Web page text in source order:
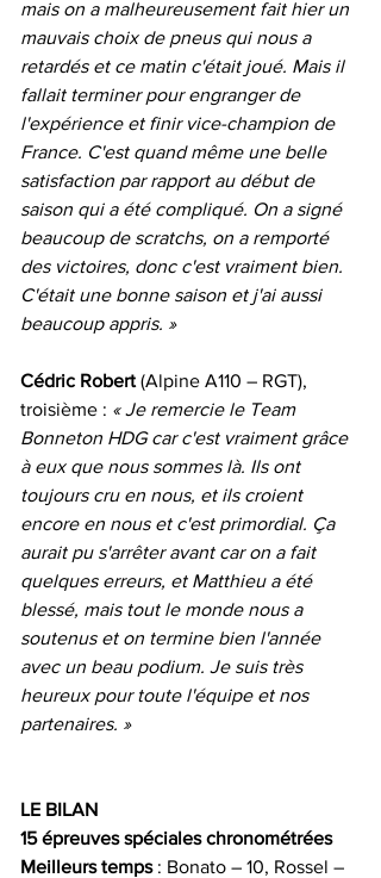
mais on a malheureusement fait hier un
mauvais choix de pneus qui nous a
retardés et ce matin c'était joué. Mais il
fallait terminer pour engranger de
l'expérience et finir vice-champion de
France. C'est quand même une belle
satisfaction par rapport au début de
saison qui a été compliqué. On a signé
beaucoup de scratchs, on a remporté
des victoires, donc c'est vraiment bien.
C'était une bonne saison et j'ai aussi
beaucoup appris. »
Cédric Robert (Alpine A110 – RGT),
troisième : « Je remercie le Team
Bonneton HDG car c'est vraiment grâce
à eux que nous sommes là. Ils ont
toujours cru en nous, et ils croient
encore en nous et c'est primordial. Ça
aurait pu s'arrêter avant car on a fait
quelques erreurs, et Matthieu a été
blessé, mais tout le monde nous a
soutenus et on termine bien l'année
avec un beau podium. Je suis très
heureux pour toute l'équipe et nos
partenaires. »
LE BILAN
15 épreuves spéciales chronométrées
Meilleurs temps : Bonato – 10, Rossel –